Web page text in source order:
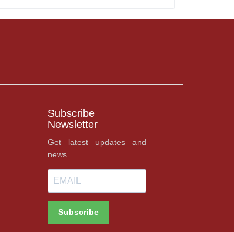
Subscribe
Newsletter
Get latest updates and
news
Subscribe